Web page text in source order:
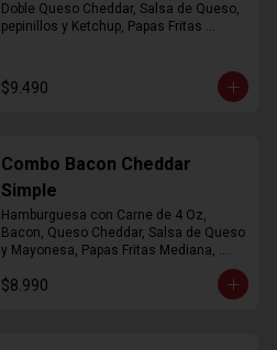
Doble Queso Cheddar, Salsa de Queso,
pepinillos y Ketchup, Papas Fritas
$9.490
Combo Bacon Cheddar
Simple
Hamburguesa con Carne de 4 Oz,
Bacon, Queso Cheddar, Salsa de Queso
y Mayonesa, Papas Fritas Mediana,
$8.990